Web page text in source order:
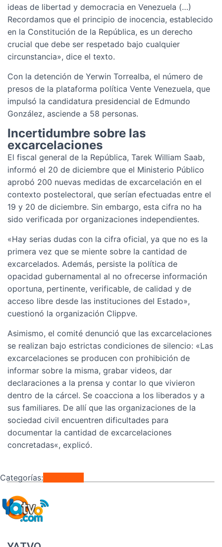
ideas de libertad y democracia en Venezuela (…)
Recordamos que el principio de inocencia, establecido
en la Constitución de la República, es un derecho
crucial que debe ser respetado bajo cualquier
circunstancia», dice el texto.
Con la detención de Yerwin Torrealba, el número de
presos de la plataforma política Vente Venezuela, que
impulsó la candidatura presidencial de Edmundo
González, asciende a 58 personas.
Incertidumbre sobre las
excarcelaciones
El fiscal general de la República, Tarek William Saab,
informó el 20 de diciembre que el Ministerio Público
aprobó 200 nuevas medidas de excarcelación en el
contexto postelectoral, que serían efectuadas entre el
19 y 20 de diciembre. Sin embargo, esta cifra no ha
sido verificada por organizaciones independientes.
«Hay serias dudas con la cifra oficial, ya que no es la
primera vez que se miente sobre la cantidad de
excarcelados. Además, persiste la política de
opacidad gubernamental al no ofrecerse información
oportuna, pertinente, verificable, de calidad y de
acceso libre desde las instituciones del Estado»,
cuestionó la organización Clippve.
Asimismo, el comité denunció que las excarcelaciones
se realizan bajo estrictas condiciones de silencio: «Las
excarcelaciones se producen con prohibición de
informar sobre la misma, grabar videos, dar
declaraciones a la prensa y contar lo que vivieron
dentro de la cárcel. Se coacciona a los liberados y a
sus familiares. De allí que las organizaciones de la
sociedad civil encuentren dificultades para
documentar la cantidad de excarcelaciones
concretadas«, explicó.
Categorías: